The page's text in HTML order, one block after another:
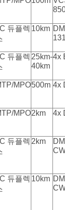
듀플렉 10km
듀플렉 25km-
40km
4x
MPO500m 4x
MPO2km 4x
듀플렉 2km
듀플렉 10km